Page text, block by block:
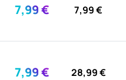
7,99 € 7,99 €
7,99 € 28,99 €